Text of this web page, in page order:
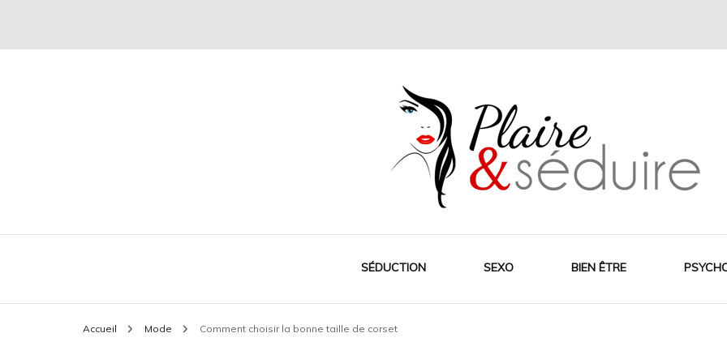
Plaire & Séduire SÉDUCTION SEXO BIEN ÊTRE
Accueil Mode Comment choisir la bonne taille de corset